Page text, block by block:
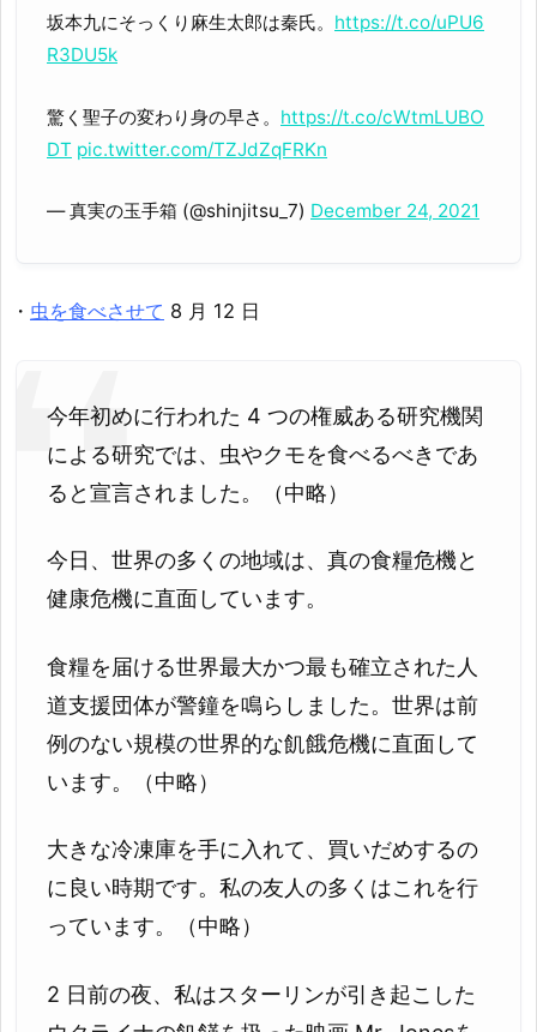
坂本九にそっくり麻生太郎は秦氏。 https://t.co/uPU6
R3DU5k
驚く聖子の変わり身の早さ。 https://t.co/cWtmLUBO
DT pic.twitter.com/TZJdZqFRKn
— 真実の玉手箱 (@shinjitsu_7) December 24, 2021
・ 虫を食べさせて 8 月 12 日
今年初めに行われた 4 つの権威ある研究機関
による研究では、虫やクモを食べるべきであ
ると宣言されました。（中略）
今日、世界の多くの地域は、真の食糧危機と
健康危機に直面しています。
食糧を届ける世界最大かつ最も確立された人
道支援団体が警鐘を鳴らしました。世界は前
例のない規模の世界的な飢餓危機に直面して
います。（中略）
大きな冷凍庫を手に入れて、買いだめするの
に良い時期です。私の友人の多くはこれを行
っています。（中略）
2 日前の夜、私はスターリンが引き起こした